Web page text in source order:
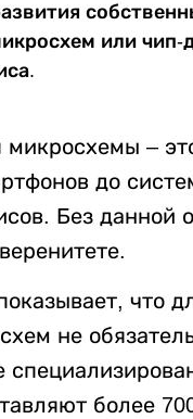
или чип-
микросхемы –
до
Без
что
не
более